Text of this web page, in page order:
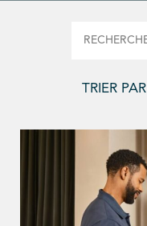
TRIER PAR